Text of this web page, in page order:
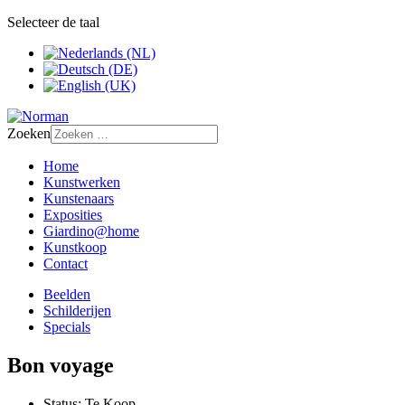
Selecteer de taal
Zoeken
Home
Kunstwerken
Kunstenaars
Exposities
Giardino@home
Kunstkoop
Contact
Beelden
Schilderijen
Specials
Bon voyage